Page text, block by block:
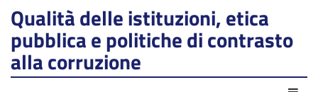
Qualità delle istituzioni, etica
pubblica e politiche di contrasto
alla corruzione